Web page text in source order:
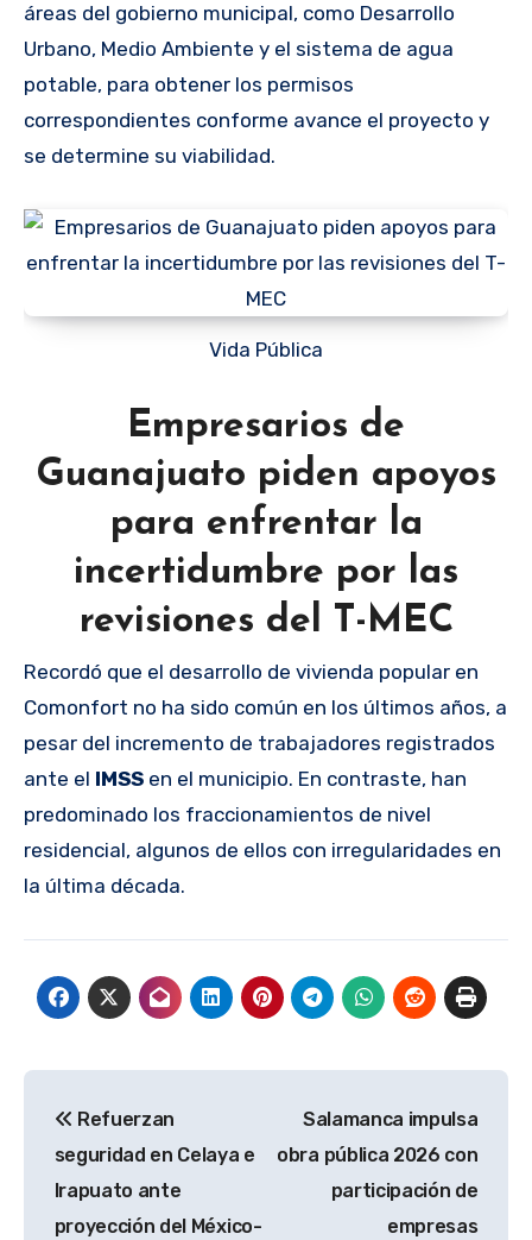
áreas del gobierno municipal, como Desarrollo
Urbano, Medio Ambiente y el sistema de agua
potable, para obtener los permisos
correspondientes conforme avance el proyecto y
se determine su viabilidad.
Vida Pública
Empresarios de
Guanajuato piden apoyos
para enfrentar la
incertidumbre por las
revisiones del T-MEC
Recordó que el desarrollo de vivienda popular en
Comonfort no ha sido común en los últimos años, a
pesar del incremento de trabajadores registrados
ante el IMSS en el municipio. En contraste, han
predominado los fraccionamientos de nivel
residencial, algunos de ellos con irregularidades en
la última década.
de
entradas
Refuerzan
seguridad en Celaya e
Irapuato ante
proyección del México-
Salamanca impulsa
obra pública 2026 con
participación de
empresas